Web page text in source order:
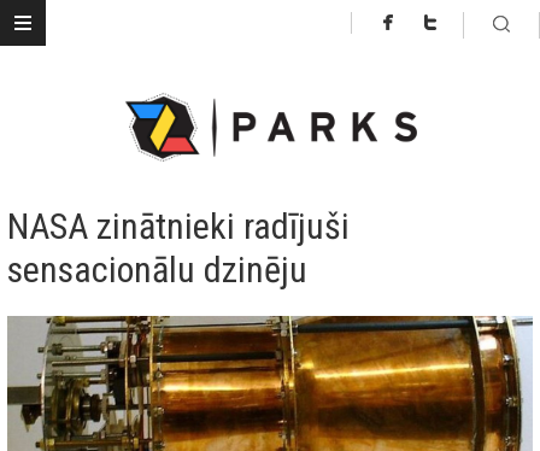
NASA zinātnieki radījuši
sensacionālu dzinēju